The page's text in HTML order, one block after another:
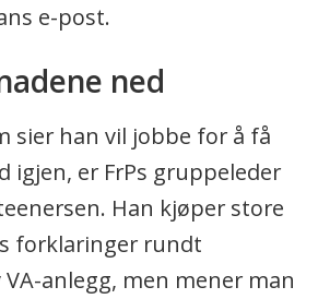
e-post.
ned
sier han vil jobbe for å få
igjen, er FrPs gruppeleder
Han kjøper store
forklaringer rundt
anlegg, men mener man